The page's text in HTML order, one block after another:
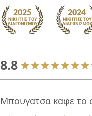
8.8
Μπουγατσα καφε το